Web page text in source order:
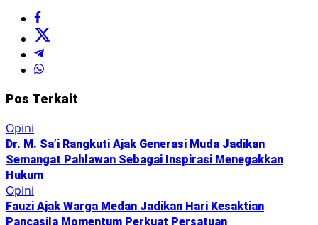
Pos Terkait
Opini
Dr. M. Sa’i Rangkuti Ajak Generasi Muda Jadikan
Semangat Pahlawan Sebagai Inspirasi Menegakkan
Hukum
Opini
Fauzi Ajak Warga Medan Jadikan Hari Kesaktian
Pancasila Momentum Perkuat Persatuan